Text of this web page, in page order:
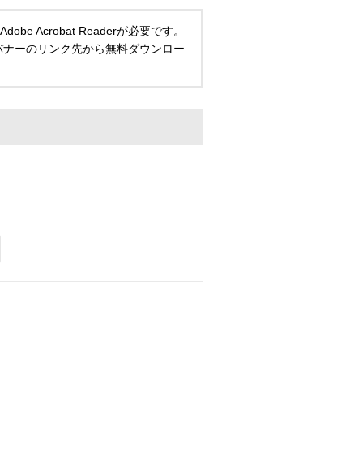
Acrobat Readerが必要です。
ーのリンク先から無料ダウンロー